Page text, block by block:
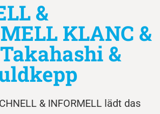
&
KLANC &
&
& INFORMELL lädt das